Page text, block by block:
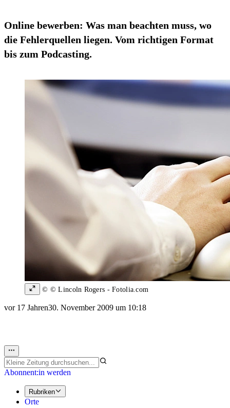
Online bewerben: Was man beachten muss, wo
die Fehlerquellen liegen. Vom richtigen Format
bis zum Podcasting.
© © Lincoln Rogers - Fotolia.com
vor 17 Jahren30. November 2009 um 10:18
Abonnent:in werden
Rubriken
Orte